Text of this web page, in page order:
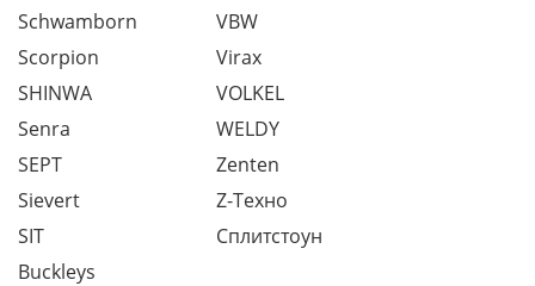
Schwamborn
Scorpion
SHINWA
Senra
SEPT
Sievert
SIT
VBW
Virax
VOLKEL
WELDY
Zenten
Z-Техно
Сплитстоун
Buckleys